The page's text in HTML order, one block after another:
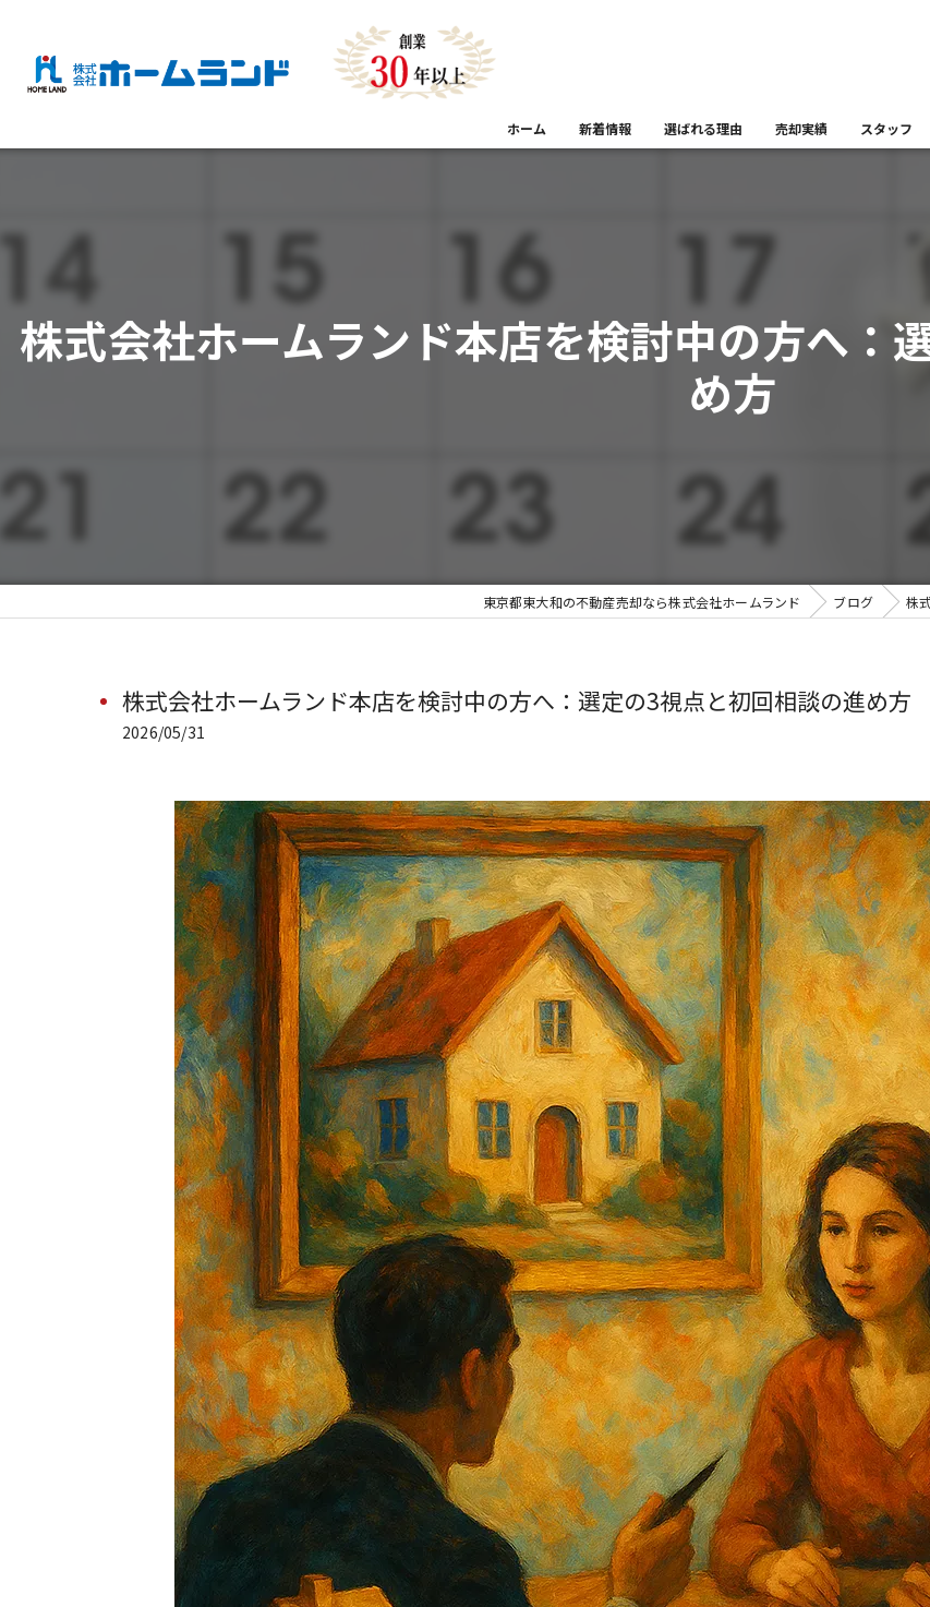
ホーム 新着情報 選ばれる理由 売却実績 スタッフ
株式会社ホームランド本店を検討中の方へ：
め方
東京都東大和の不動産売却なら株式会社ホームランド ブログ 株
株式会社ホームランド本店を検討中の方へ：選定の3視点と初回相談の進め方
2026/05/31